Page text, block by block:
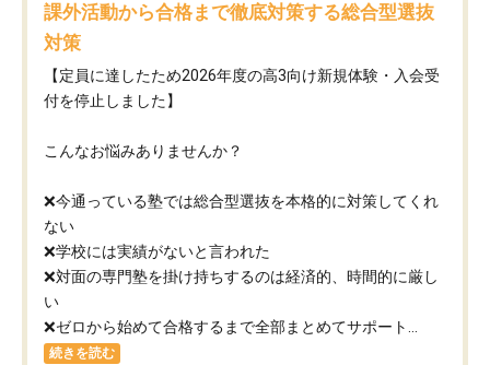
課外活動から合格まで徹底対策する総合型選抜
対策
【定員に達したため2026年度の高3向け新規体験・入会受
付を停止しました】
こんなお悩みありませんか？
❌今通っている塾では総合型選抜を本格的に対策してくれ
ない
❌学校には実績がないと言われた
❌対面の専門塾を掛け持ちするのは経済的、時間的に厳し
い
❌ゼロから始めて合格するまで全部まとめてサポート...
続きを読む